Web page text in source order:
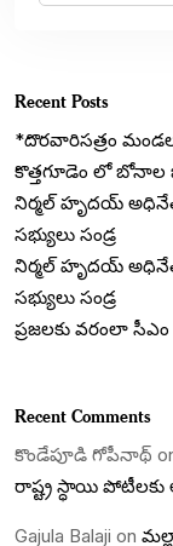
Recent Posts
*దొరవారిసత్రం
కొత్తగూడెం లో
నిర్మల్ హృదయ్
సభ్యులు సండ్ర
నిర్మల్ హృదయ్
సభ్యులు సండ్ర
ప్రజలకు వరంలా
Recent Comments
కొండేపూడి గోపీనాథ్
రాష్ట్ర స్ధాయి పోటీలకు
Gajula Balaji on